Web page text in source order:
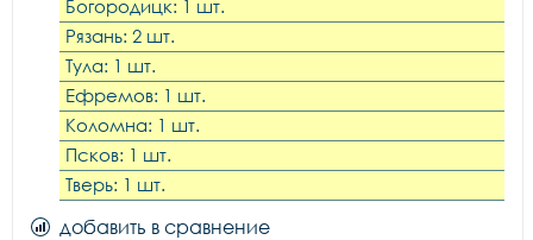
Богородицк: 1 шт.
Рязань: 2 шт.
Тула: 1 шт.
Ефремов: 1 шт.
Коломна: 1 шт.
Псков: 1 шт.
Тверь: 1 шт.
добавить в сравнение